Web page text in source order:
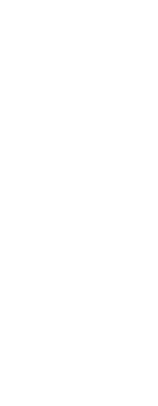
mache alles